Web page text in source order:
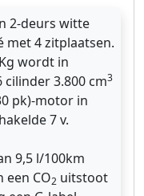
2-deurs witte
met 4 zitplaatsen.
wordt in
3.800 cm3
pk)-motor in
7 v.
9,5 l/100km
een CO2 uitstoot